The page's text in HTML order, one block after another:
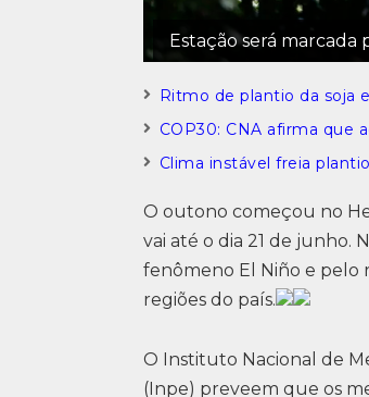
Estação será
Ritmo de plantio da soja
COP30: CNA afirma que
Clima instável freia
O outono começou no
vai até o dia 21 de junho.
fenômeno El Niño e pelo
regiões do país.
O Instituto Nacional de
(Inpe) preveem que os